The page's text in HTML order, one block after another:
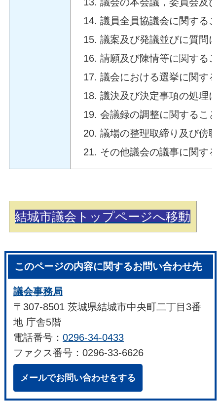
議員全員協議会に関するこ
議案及び発議並びに質問
請願及び陳情等に関するこ
議会における選挙に関す
議決及び決定事項の処理
会議録の調整に関すること
議場の整理取締り及び傍
その他議会の議事に関す
結城市議会トップページへ移動
このページの内容に関するお問い合わせ先
議会事務局
〒307-8501 茨城県結城市中央町二丁目3番
地 庁舎5階
電話番号：0296-34-0433
ファクス番号：0296-33-6626
メールでお問い合わせをする